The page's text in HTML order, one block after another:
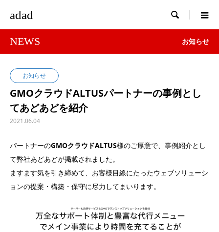
adad 
NEWS お知らせ
お知らせ
GMOクラウドALTUSパートナーの事例とし
てあどあどを紹介
2021.06.04
パートナーのGMOクラウドALTUS様のご厚意で、事例紹介とし
て弊社あどあどが掲載されました。
ますます気を引き締めて、お客様目線にたったウェブソリューシ
ョンの提案・構築・保守に尽力してまいります。